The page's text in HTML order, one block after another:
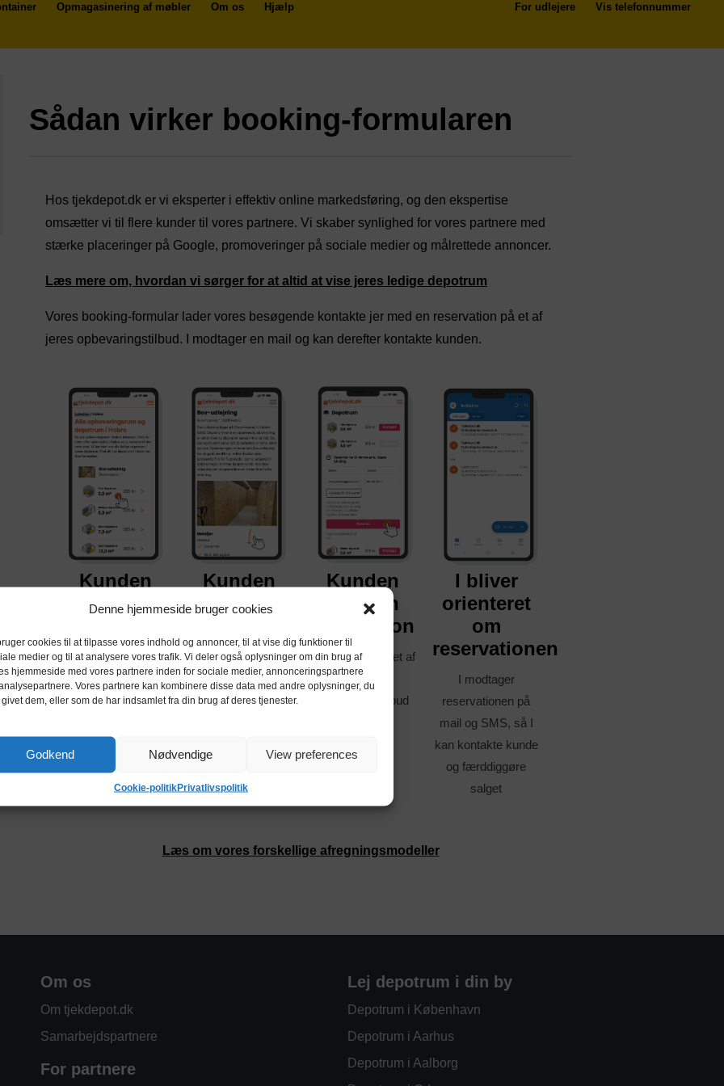
Denne hjemmeside bruger cookies
cookies til at tilpasse vores indhold og annoncer, til at vise dig funktioner til
medier og til at analysere vores trafik. Vi deler også oplysninger om din brug af
hjemmeside med vores partnere inden for sociale medier, annonceringspartnere
Vores partnere kan kombinere disse data med andre oplysninger, du
dem, eller som de har indsamlet fra din brug af deres tjenester.
Godkend Nødvendige View preferences
Cookie-politikPrivatlivspolitik
Opmagasinering af møbler Om os Hjælp For udlejere Vis telefonnummer
Sådan virker booking-formularen
Hos tjekdepot.dk er vi eksperter i effektiv online markedsføring, og den ekspertise
omsætter vi til flere kunder til vores partnere. Vi skaber synlighed for vores partnere med
stærke placeringer på Google, promoveringer på sociale medier og målrettede annoncer.
Læs mere om, hvordan vi sørger for at altid at vise jeres ledige depotrum
Vores booking-formular lader vores besøgende kontakte jer med en reservation på et af
jeres opbevaringstilbud. I modtager en mail og kan derefter kontakte kunden.
Kunden
finder jer
og jeres
opbevaringsprodukter
vises på tværs af
tjekdepot.dk
Kunden
læser mere
Kunden kan se alle
jeres fordele og
ekstra tilbud
Kunden
laver en
reservation
Kunden booker et af
jeres
opbevaringstilbud
I bliver
orienteret
om
reservationen
I modtager
reservationen på
mail og SMS, så I
kan kontakte kunde
og færddiggøre
salget
Læs om vores forskellige afregningsmodeller
Om os
Om tjekdepot.dk
Samarbejdspartnere
For partnere
Lej depotrum i din by
Depotrum i København
Depotrum i Aarhus
Depotrum i Aalborg